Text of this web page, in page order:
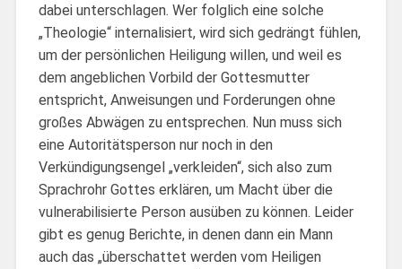
dabei unterschlagen. Wer folglich eine solche
„Theologie“ internalisiert, wird sich gedrängt fühlen,
um der persönlichen Heiligung willen, und weil es
dem angeblichen Vorbild der Gottesmutter
entspricht, Anweisungen und Forderungen ohne
großes Abwägen zu entsprechen. Nun muss sich
eine Autoritätsperson nur noch in den
Verkündigungsengel „verkleiden“, sich also zum
Sprachrohr Gottes erklären, um Macht über die
vulnerabilisierte Person ausüben zu können. Leider
gibt es genug Berichte, in denen dann ein Mann
auch das „überschattet werden vom Heiligen